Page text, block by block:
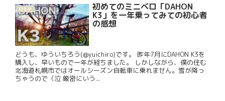
自転車 初めてのミニベロ「DAHON
K3」を一年乗ってみての初心者
の感想
どうも、ゆういちろう(@yuichiro)です。 昨年7月にDAHON K3を
購入し、早いもので一年が経ちました。 しかしながら、僕の住む
北海道札幌市ではオールシーズン自転車に乗れません。雪が降っ
ちゃうので（泣 厳密にいう...